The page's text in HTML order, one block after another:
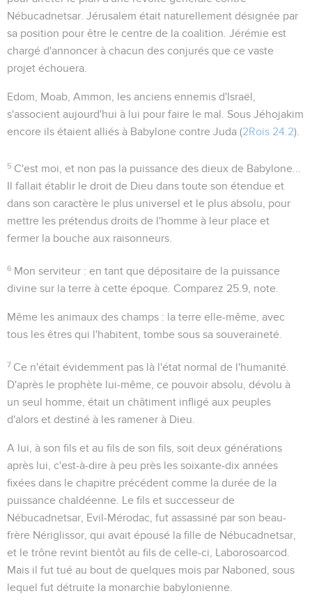
Nébucadnetsar. Jérusalem était naturellement désignée par
sa position pour être le centre de la coalition. Jérémie est
chargé d'annoncer à chacun des conjurés que ce vaste
projet échouera.
Edom, Moab, Ammon, les anciens ennemis d'Israël,
s'associent aujourd'hui à lui pour faire le mal. Sous Jéhojakim
encore ils étaient alliés à Babylone contre Juda (2Rois 24.2).
5 C'est moi , et non pas la puissance des dieux de Babylone...
Il fallait établir le droit de Dieu dans toute son étendue et
dans son caractère le plus universel et le plus absolu, pour
mettre les prétendus droits de l'homme à leur place et
fermer la bouche aux raisonneurs.
6 Mon serviteur : en tant que dépositaire de la puissance
divine sur la terre à cette époque. Comparez 25.9 , note.
Même les animaux des champs : la terre elle-même, avec
tous les êtres qui l'habitent, tombe sous sa souveraineté.
7 Ce n'était évidemment pas là l'état normal de l'humanité.
D'après le prophète lui-même, ce pouvoir absolu, dévolu à
un seul homme, était un châtiment infligé aux peuples
d'alors et destiné à les ramener à Dieu.
A lui, à son fils et au fils de son fils , soit deux générations
après lui, c'est-à-dire à peu près les soixante-dix années
fixées dans le chapitre précédent comme la durée de la
puissance chaldéenne. Le fils et successeur de
Nébucadnetsar, Evil-Mérodac, fut assassiné par son beau-
frère Nériglissor, qui avait épousé la fille de Nébucadnetsar,
et le trône revint bientôt au fils de celle-ci, Laborosoarcod.
Mais il fut tué au bout de quelques mois par Naboned, sous
lequel fut détruite la monarchie babylonienne.